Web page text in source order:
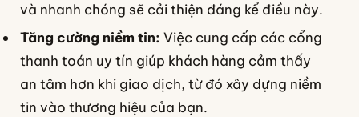
và nhanh chóng sẽ cải thiện đáng kể điều này.
Tăng cường niềm tin: Việc cung cấp các cổng
thanh toán uy tín giúp khách hàng cảm thấy
an tâm hơn khi giao dịch, từ đó xây dựng niềm
tin vào thương hiệu của bạn.